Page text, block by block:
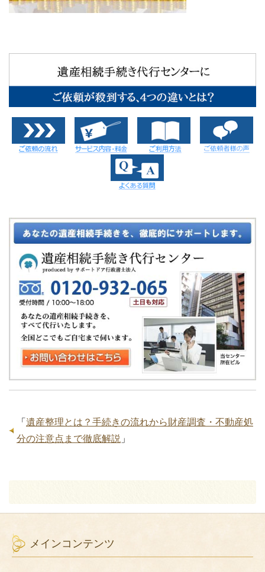
「 遺産整理とは？手続きの流れから財産調査・不動産処
分の注意点まで徹底解説 」
メインコンテンツ